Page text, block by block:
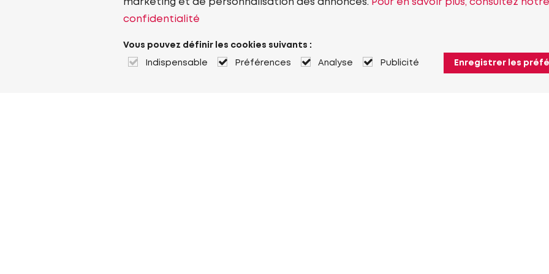
marketing et de personnalisation des annonces. Pour en savoir plus, consultez
confidentialité
Vous pouvez définir les cookies suivants :
Indispensable Préférences Analyse Publicité Enregistrer les